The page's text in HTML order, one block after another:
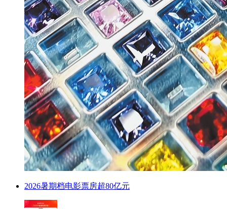
2026暑期档电影票房超80亿元